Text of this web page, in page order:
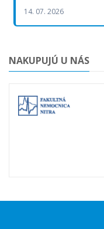
14. 07. 2026
NAKUPUJÚ U NÁS